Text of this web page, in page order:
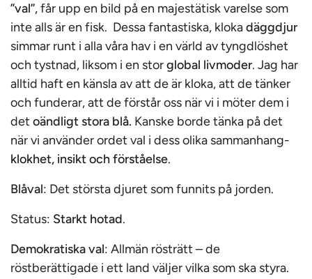
”val”,får upp en bild på en majestätisk varelse som
inte alls är en fisk. Dessa fantastiska, klokadäggdjur
simmar runt i alla våra hav i en värld av tyngdlöshet
och tystnad, liksom i en storglobal livmoder. Jag har
alltid haft en känsla av att de är kloka, att de tänker
och funderar, att de förstår oss när vi i möter dem i
det oändligt stora blå. Kanske borde tänka på det
när vi använder ordet val i dess olika sammanhang-
klokhet, insikt och förståelse.
Blåval: Det största djuret som funnits på jorden.
Status: Starkt hotad.
Demokratiska val: Allmän rösträtt – de
röstberättigade i ett land väljer vilka som ska styra.